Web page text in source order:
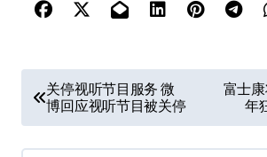
章
导
关停视听节目服务 微
博回应视听节目被关停
富士
年